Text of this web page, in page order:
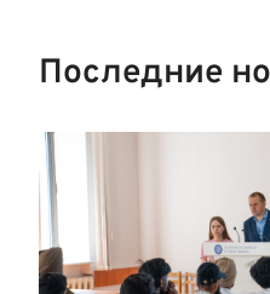
Последние